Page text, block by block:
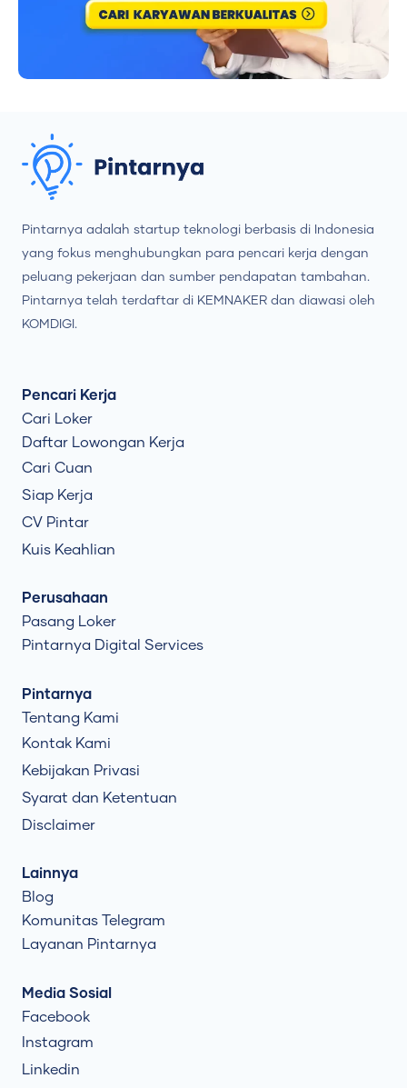
Pintarnya adalah startup teknologi berbasis di Indonesia
yang fokus menghubungkan para pencari kerja dengan
peluang pekerjaan dan sumber pendapatan tambahan.
Pintarnya telah terdaftar di KEMNAKER dan diawasi oleh
KOMDIGI.
Pencari Kerja
Cari Loker
Daftar Lowongan Kerja
Cari Cuan
Siap Kerja
CV Pintar
Kuis Keahlian
Perusahaan
Pasang Loker
Pintarnya Digital Services
Pintarnya
Tentang Kami
Kontak Kami
Kebijakan Privasi
Syarat dan Ketentuan
Disclaimer
Lainnya
Blog
Komunitas Telegram
Layanan Pintarnya
Media Sosial
Facebook
Instagram
Linkedin